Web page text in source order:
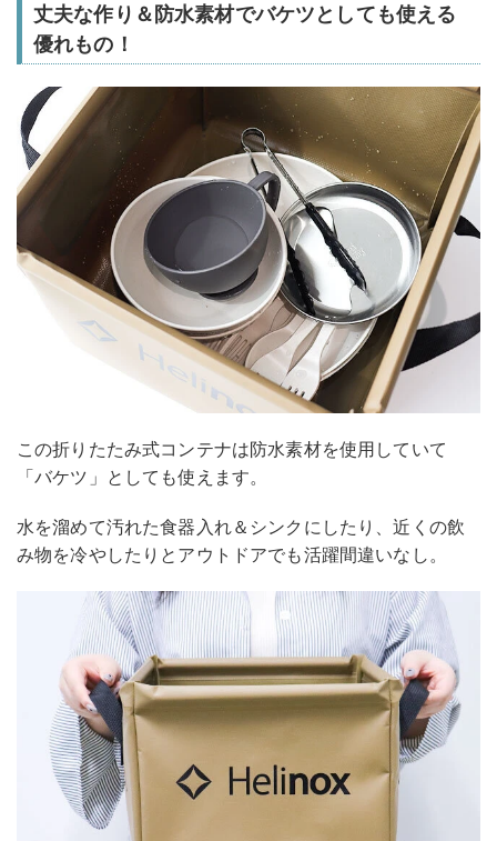
丈夫な作り＆防水素材でバケツとしても使える
優れもの！
この折りたたみ式コンテナは防水素材を使用していて
「バケツ」としても使えます。
水を溜めて汚れた食器入れ＆シンクにしたり、近くの飲
み物を冷やしたりとアウトドアでも活躍間違いなし。